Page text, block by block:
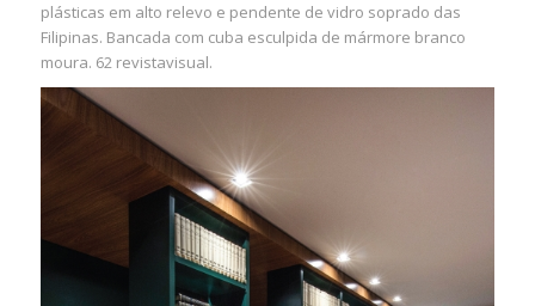
plásticas em alto relevo e pendente de vidro soprado das
Filipinas. Bancada com cuba esculpida de mármore branco
moura. 62 revistavisual.